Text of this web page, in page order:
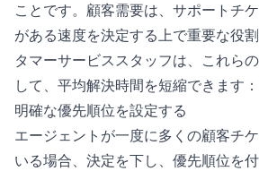
ことです。顧客需要は、サポートチ
がある速度を決定する上で重要な役
タマーサービススタッフは、これら
して、平均解決時間を短縮できます：
明確な優先順位を設定する
エージェントが一度に多くの顧客チ
いる場合、決定を下し、優先順位を